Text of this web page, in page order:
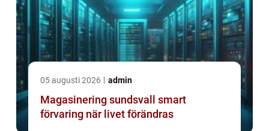
05 augusti 2026 admin
Magasinering sundsvall smart
förvaring när livet förändras